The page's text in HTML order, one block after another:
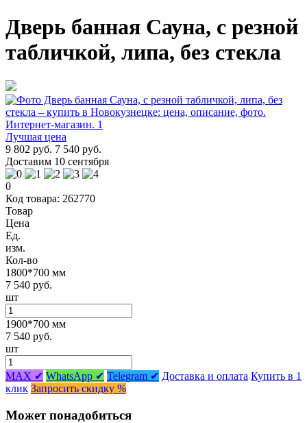
Дверь банная Сауна, с резной
табличкой, липа, без стекла
Лучшая цена
9 802 руб. 7 540 руб.
Доставим 10 сентября
0
Код товара: 262770
Товар
Цена
Ед.
изм.
Кол-во
1800*700 мм
7 540 руб.
шт
1900*700 мм
7 540 руб.
шт
MAX ✔ WhatsApp ✔ Telegram ✔ Доставка и оплата Купить в 1
клик Запросить скидку %
Может понадобиться